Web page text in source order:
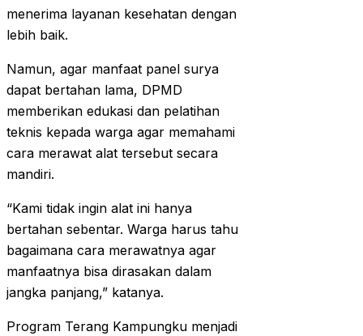
menerima layanan kesehatan dengan
lebih baik.
Namun, agar manfaat panel surya
dapat bertahan lama, DPMD
memberikan edukasi dan pelatihan
teknis kepada warga agar memahami
cara merawat alat tersebut secara
mandiri.
“Kami tidak ingin alat ini hanya
bertahan sebentar. Warga harus tahu
bagaimana cara merawatnya agar
manfaatnya bisa dirasakan dalam
jangka panjang,” katanya.
Program Terang Kampungku menjadi